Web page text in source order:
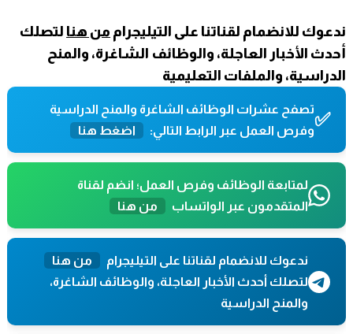
ندعوك للانضمام لقناتنا على التيليجرام من هنا لتصلك
أحدث الأخبار العاجلة، والوظائف الشاغرة، والمنح
الدراسية، والملفات التعليمية
✅تصفح عشرات الوظائف الشاغرة والمنح الدراسية
وفرص العمل عبر الرابط التالي:
اضغط هنا
لمتابعة الوظائف وفرص العمل؛ انضم لقناة
المتقدمون عبر الواتساب
من هنا
ندعوك للانضمام لقناتنا على التيليجرام
من هنا
لتصلك أحدث الأخبار العاجلة، والوظائف الشاغرة،
والمنح الدراسية